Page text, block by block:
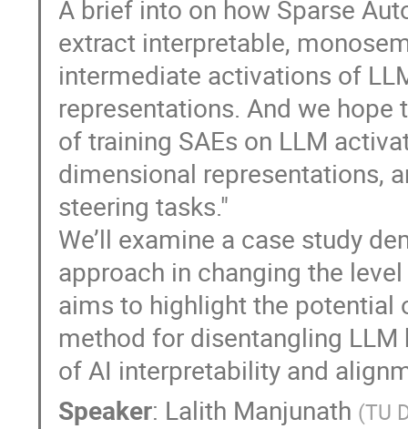
A brief into on how Sparse
extract interpretable,
intermediate activations of
representations. And we
of training SAEs on LLM
dimensional representations,
steering tasks."
We’ll examine a case study
approach in changing the
aims to highlight the potential
method for disentangling
of AI interpretability and
Speaker: Lalith Manjunath (TU